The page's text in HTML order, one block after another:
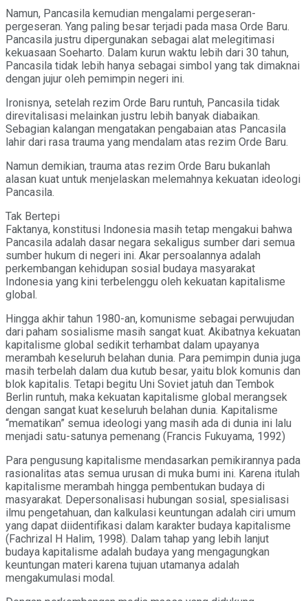
Namun, Pancasila kemudian mengalami pergeseran-
pergeseran. Yang paling besar terjadi pada masa Orde Baru.
Pancasila justru dipergunakan sebagai alat melegitimasi
kekuasaan Soeharto. Dalam kurun waktu lebih dari 30 tahun,
Pancasila tidak lebih hanya sebagai simbol yang tak dimaknai
dengan jujur oleh pemimpin negeri ini.
Ironisnya, setelah rezim Orde Baru runtuh, Pancasila tidak
direvitalisasi melainkan justru lebih banyak diabaikan.
Sebagian kalangan mengatakan pengabaian atas Pancasila
lahir dari rasa trauma yang mendalam atas rezim Orde Baru.
Namun demikian, trauma atas rezim Orde Baru bukanlah
alasan kuat untuk menjelaskan melemahnya kekuatan ideologi
Pancasila.
Tak Bertepi
Faktanya, konstitusi Indonesia masih tetap mengakui bahwa
Pancasila adalah dasar negara sekaligus sumber dari semua
sumber hukum di negeri ini. Akar persoalannya adalah
perkembangan kehidupan sosial budaya masyarakat
Indonesia yang kini terbelenggu oleh kekuatan kapitalisme
global.
Hingga akhir tahun 1980-an, komunisme sebagai perwujudan
dari paham sosialisme masih sangat kuat. Akibatnya kekuatan
kapitalisme global sedikit terhambat dalam upayanya
merambah keseluruh belahan dunia. Para pemimpin dunia juga
masih terbelah dalam dua kutub besar, yaitu blok komunis dan
blok kapitalis. Tetapi begitu Uni Soviet jatuh dan Tembok
Berlin runtuh, maka kekuatan kapitalisme global merangsek
dengan sangat kuat keseluruh belahan dunia. Kapitalisme
“mematikan” semua ideologi yang masih ada di dunia ini lalu
menjadi satu-satunya pemenang (Francis Fukuyama, 1992)
Para pengusung kapitalisme mendasarkan pemikirannya pada
rasionalitas atas semua urusan di muka bumi ini. Karena itulah
kapitalisme merambah hingga pembentukan budaya di
masyarakat. Depersonalisasi hubungan sosial, spesialisasi
ilmu pengetahuan, dan kalkulasi keuntungan adalah ciri umum
yang dapat diidentifikasi dalam karakter budaya kapitalisme
(Fachrizal H Halim, 1998). Dalam tahap yang lebih lanjut
budaya kapitalisme adalah budaya yang mengagungkan
keuntungan materi karena tujuan utamanya adalah
mengakumulasi modal.